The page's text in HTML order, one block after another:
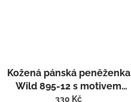
Kožená pánská peněženka
Wild 895-12 s motivem
vlka
330 Kč